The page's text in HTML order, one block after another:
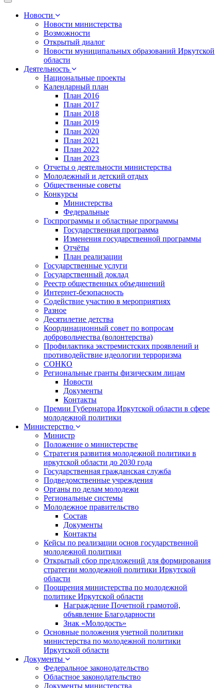
Toggle
navigationНовости
Новости министерства
Возможности
Открытый диалог
Новости муниципальных образований Иркутской
области
Деятельность
Национальные проекты
Календарный план
План 2016
План 2017
План 2018
План 2019
План 2020
План 2021
План 2022
План 2023
Отчеты о деятельности министерства
Молодежный и детский отдых
Общественные советы
Конкурсы
Министерства
Федеральные
Госпрограммы и областные программы
Государственная программа
Изменения государственной программы
Отчёты
План реализации
Государственные услуги
Государственный доклад
Реестр общественных объединений
Интернет-безопасность
Содействие участию в мероприятиях
Разное
Десятилетие детства
Координационный совет по вопросам
добровольчества (волонтерства)
Профилактика экстремистских проявлений и
противодействие идеологии терроризма
СОНКО
Региональные гранты физическим лицам
Новости
Документы
Контакты
Премии Губернатора Иркутской области в сфере
молодежной политики
Министерство
Министр
Положение о министерстве
Стратегия развития молодежной политики в
иркутской области до 2030 года
Государственная гражданская служба
Подведомственные учреждения
Органы по делам молодежи
Региональные системы
Молодежное правительство
Состав
Документы
Контакты
Кейсы по реализации основ государственной
молодежной политики
Открытый сбор предложений для формирования
стратегии молодежной политики Иркутской
области
Поощрения министерства по молодежной
политике Иркутской области
Награждение Почетной грамотой,
объявление Благодарности
Знак «Молодость»
Основные положения учетной политики
министерства по молодежной политики
Иркутской области
Документы
Федеральное законодательство
Областное законодательство
Документы министерства